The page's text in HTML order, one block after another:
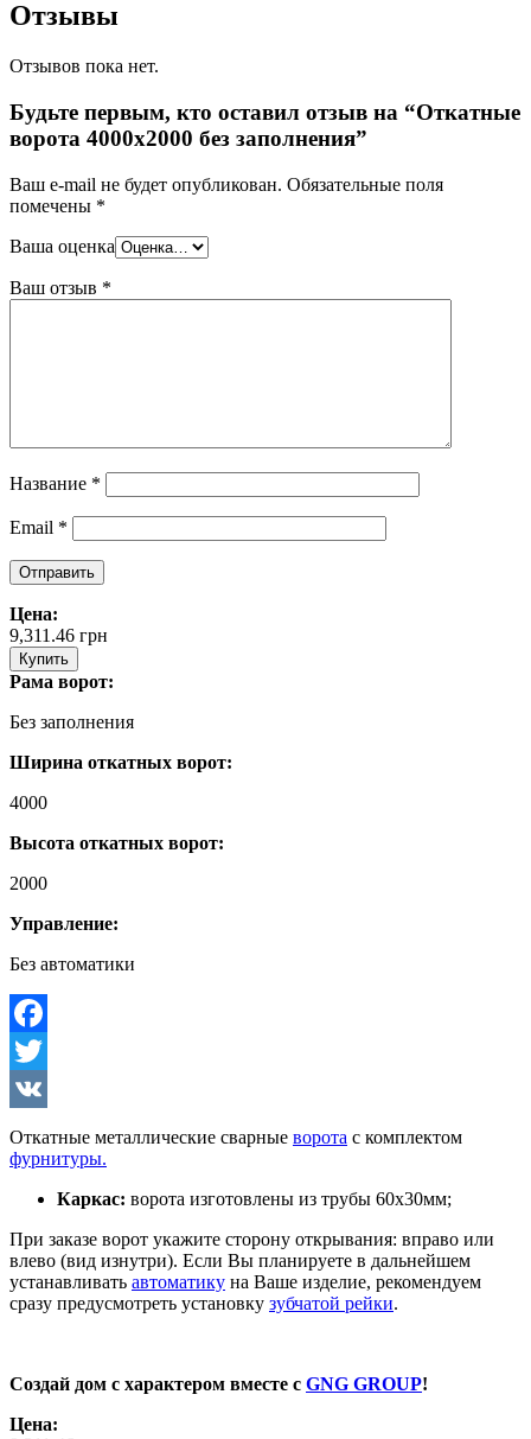
Отзывы
Отзывов пока нет.
Будьте первым, кто оставил отзыв на “Откатные
ворота 4000х2000 без заполнения”
Ваш e-mail не будет опубликован. Обязательные поля
помечены *
Ваша оценка
Ваш отзыв *
Название *
Email *
Цена:
9,311.46 грн
Купить
Рама ворот:
Без заполнения
Ширина откатных ворот:
4000
Высота откатных ворот:
2000
Управление:
Без автоматики
Facebook
Twitter
VK
Откатные металлические сварные ворота с комплектом
фурнитуры.
Каркас: ворота изготовлены из трубы 60х30мм;
При заказе ворот укажите сторону открывания: вправо или
влево (вид изнутри). Если Вы планируете в дальнейшем
устанавливать автоматику на Ваше изделие, рекомендуем
сразу предусмотреть установку зубчатой рейки.
Создай дом с характером вместе с GNG GROUP!
Цена: